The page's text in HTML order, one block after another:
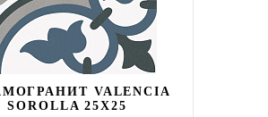
VALENCIA
SOROLLA 25Х25